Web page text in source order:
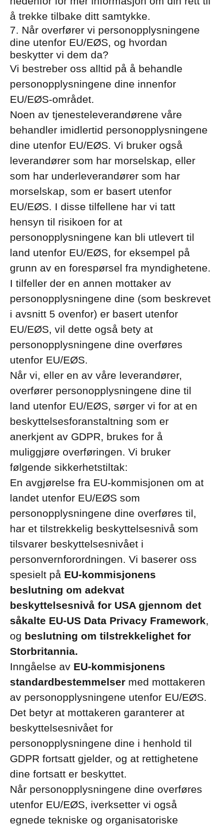
å trekke tilbake ditt samtykke.
7. Når overfører vi personopplysningene
dine utenfor EU/EØS, og hvordan
beskytter vi dem da?
Vi bestreber oss alltid på å behandle
personopplysningene dine innenfor
EU/EØS-området.
Noen av tjenesteleverandørene våre
behandler imidlertid personopplysningene
dine utenfor EU/EØS. Vi bruker også
leverandører som har morselskap, eller
som har underleverandører som har
morselskap, som er basert utenfor
EU/EØS. I disse tilfellene har vi tatt
hensyn til risikoen for at
personopplysningene kan bli utlevert til
land utenfor EU/EØS, for eksempel på
grunn av en forespørsel fra myndighetene.
I tilfeller der en annen mottaker av
personopplysningene dine (som beskrevet
i avsnitt 5 ovenfor) er basert utenfor
EU/EØS, vil dette også bety at
personopplysningene dine overføres
utenfor EU/EØS.
Når vi, eller en av våre leverandører,
overfører personopplysningene dine til
land utenfor EU/EØS, sørger vi for at en
beskyttelsesforanstaltning som er
anerkjent av GDPR, brukes for å
muliggjøre overføringen. Vi bruker
følgende sikkerhetstiltak:
En avgjørelse fra EU-kommisjonen om at
landet utenfor EU/EØS som
personopplysningene dine overføres til,
har et tilstrekkelig beskyttelsesnivå som
tilsvarer beskyttelsesnivået i
personvernforordningen. Vi baserer oss
spesielt på EU-kommisjonens
beslutning om adekvat
beskyttelsesnivå for USA gjennom det
såkalte EU-US Data Privacy Framework,
og beslutning om tilstrekkelighet for
Storbritannia.
Inngåelse av EU-kommisjonens
standardbestemmelser med mottakeren
av personopplysningene utenfor EU/EØS.
Det betyr at mottakeren garanterer at
beskyttelsesnivået for
personopplysningene dine i henhold til
GDPR fortsatt gjelder, og at rettighetene
dine fortsatt er beskyttet.
Når personopplysningene dine overføres
utenfor EU/EØS, iverksetter vi også
egnede tekniske og organisatoriske